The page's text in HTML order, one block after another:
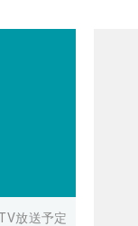
放送予定